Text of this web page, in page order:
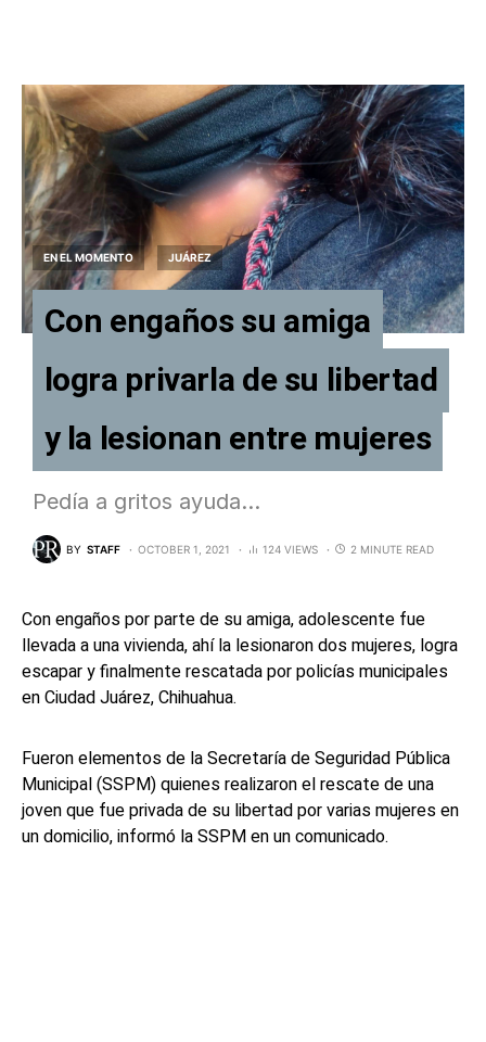
EN EL MOMENTO JUÁREZ
Con engaños su amiga
logra privarla de su libertad
y la lesionan entre mujeres
Pedía a gritos ayuda…
BY STAFF OCTOBER 1, 2021 124 VIEWS 2 MINUTE READ
Con engaños por parte de su amiga, adolescente fue
llevada a una vivienda, ahí la lesionaron dos mujeres, logra
escapar y finalmente rescatada por policías municipales
en Ciudad Juárez, Chihuahua.
Fueron elementos de la Secretaría de Seguridad Pública
Municipal (SSPM) quienes realizaron el rescate de una
joven que fue privada de su libertad por varias mujeres en
un domicilio, informó la SSPM en un comunicado.